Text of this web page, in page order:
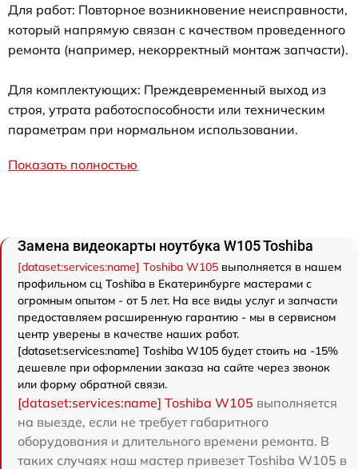
Для работ: Повторное возникновение неисправности,
который напрямую связан с качеством проведенного
ремонта (например, некорректный монтаж запчасти).
Для комплектующих: Преждевременный выход из
строя, утрата работоспособности или техническим
параметрам при нормальном использовании.
Показать полностью
Замена видеокарты ноутбука W105 Toshiba
[dataset:services:name] Toshiba W105 выполняется в нашем
профильном сц Toshiba в Екатеринбурге мастерами с
огромным опытом - от 5 лет. На все виды услуг и запчасти
предоставляем расширенную гарантию - мы в сервисном
центр уверены в качестве наших работ.
[dataset:services:name] Toshiba W105 будет стоить на -15%
дешевле при оформлении заказа на сайте через звонок
или форму обратной связи.
[dataset:services:name] Toshiba W105 выполняется
на выезде, если не требует габаритного
оборудования и длительного времени ремонта. В
таких случаях наш мастер привезет Toshiba W105 в